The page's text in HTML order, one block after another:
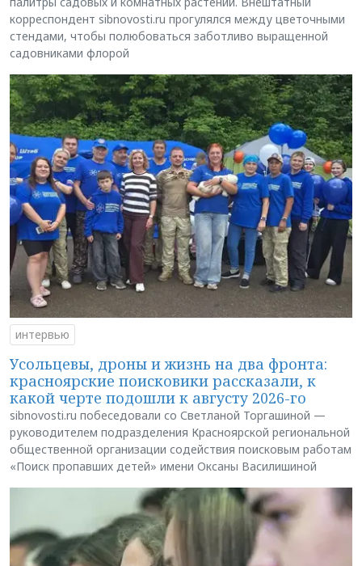
корреспондент sibnovosti.ru прогулялся между цветочными
стендами, чтобы полюбоваться заботливо выращенной
садовниками флорой
интервью
Усольцевы, дроны и жизнь на два фронта:
красноярские поисковики рассказали, к
какой черте подошли к августу 2026-го
sibnovosti.ru побеседовали со Светланой Торгашиной —
руководителем подразделения Красноярской региональной
общественной организации содействия поисковым работам
«Поиск пропавших детей» имени Оксаны Василишиной